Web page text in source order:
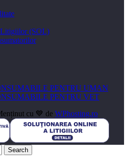
Litigiilor (SOL)
PENTRU UMAN
PENTRU VET
cu 💙 de WPhosting.ro
Search